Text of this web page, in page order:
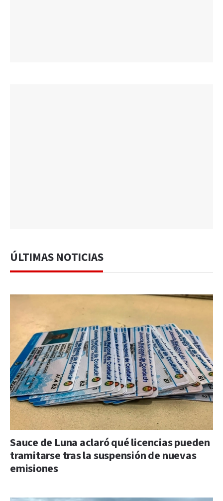
ÚLTIMAS NOTICIAS
Sauce de Luna aclaró qué licencias pueden
tramitarse tras la suspensión de nuevas
emisiones